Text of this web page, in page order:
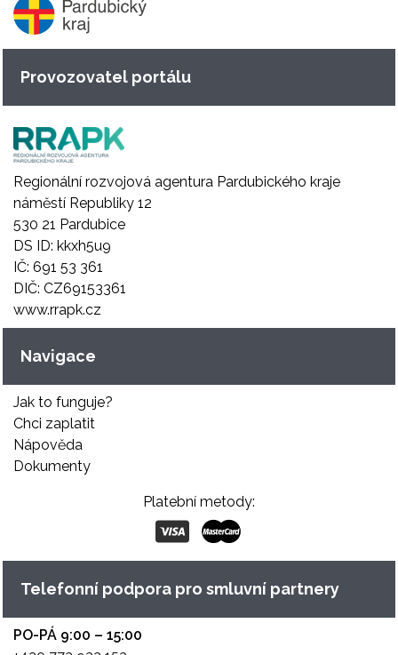
Provozovatel portálu
Regionální rozvojová agentura Pardubického kraje
náměstí Republiky 12
530 21 Pardubice
DS ID: kkxh5u9
IČ: 691 53 361
DIČ: CZ69153361
www.rrapk.cz
Navigace
Jak to funguje?
Chci zaplatit
Nápověda
Dokumenty
Platební metody:
Telefonní podpora pro smluvní partnery
PO-PÁ 9:00 – 15:00